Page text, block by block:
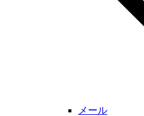
メール